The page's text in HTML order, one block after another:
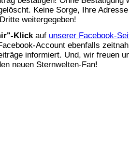
Keine Sorge, Ihre
weitergegeben!
Klick auf unserer Facebook-
Account ebenfalls
informiert. Und, wir freuen
neuen Sternwelten-Fan!